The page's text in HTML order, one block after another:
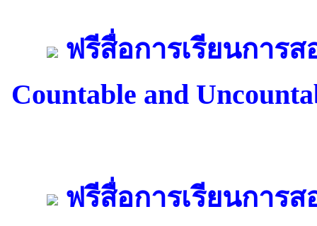
ฟรีสื่อการเรียนการ
Countable and
ฟรีสื่อการเรียนการ